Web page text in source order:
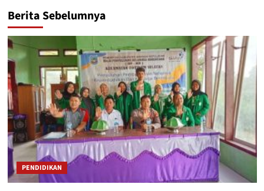
Berita Sebelumnya
PENDIDIKAN